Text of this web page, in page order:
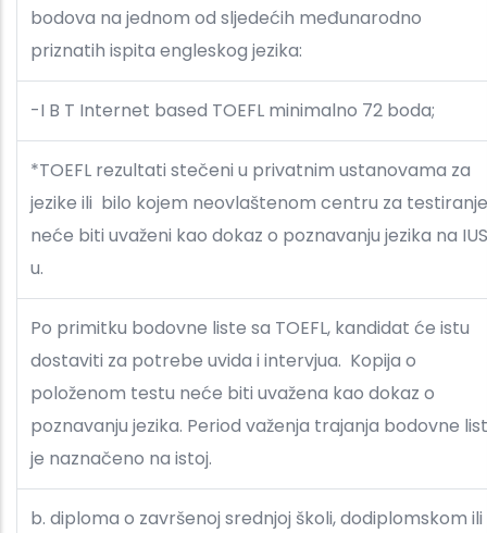
bodova na jednom od sljedećih međunarodno
priznatih ispita engleskog jezika:
-I B T Internet based TOEFL minimalno 72 boda;
*TOEFL rezultati stečeni u privatnim ustanovama za
jezike ili bilo kojem neovlaštenom centru za testiranje
neće biti uvaženi kao dokaz o poznavanju jezika na
u.
Po primitku bodovne liste sa TOEFL, kandidat će istu
dostaviti za potrebe uvida i intervjua. Kopija o
položenom testu neće biti uvažena kao dokaz o
poznavanju jezika. Period važenja trajanja bodovne
je naznačeno na istoj.
b. diploma o završenoj srednjoj školi, dodiplomskom ili